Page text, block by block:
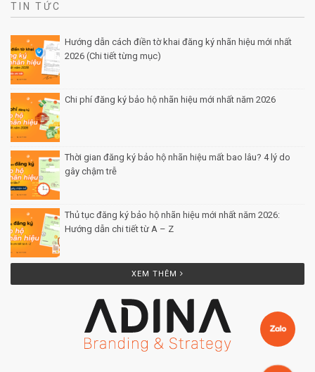
TIN TỨC
Hướng dẫn cách điền tờ khai đăng ký nhãn hiệu mới nhất
2026 (Chi tiết từng mục)
Chi phí đăng ký bảo hộ nhãn hiệu mới nhất năm 2026
Thời gian đăng ký bảo hộ nhãn hiệu mất bao lâu? 4 lý do
gây chậm trễ
Thủ tục đăng ký bảo hộ nhãn hiệu mới nhất năm 2026:
Hướng dẫn chi tiết từ A – Z
XEM THÊM